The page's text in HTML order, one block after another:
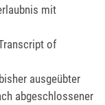
mit
of
ausgeübter
abgeschlossener